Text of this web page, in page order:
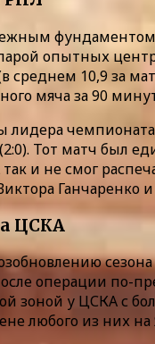
опытных
среднем 10,9 за
мяча за 90
Тот матч был
и не смог
Ганчаренко
ЦСКА
сезона
операции по-
зоной у ЦСКА с
любого из них